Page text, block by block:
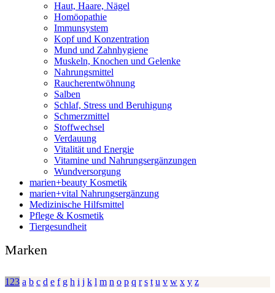
Haut, Haare, Nägel
Homöopathie
Immunsystem
Kopf und Konzentration
Mund und Zahnhygiene
Muskeln, Knochen und Gelenke
Nahrungsmittel
Raucherentwöhnung
Salben
Schlaf, Stress und Beruhigung
Schmerzmittel
Stoffwechsel
Verdauung
Vitalität und Energie
Vitamine und Nahrungsergänzungen
Wundversorgung
marien+beauty Kosmetik
marien+vital Nahrungsergänzung
Medizinische Hilfsmittel
Pflege & Kosmetik
Tiergesundheit
Marken
123 a b c d e f g h i j k l m n o p q r s t u v w x y z